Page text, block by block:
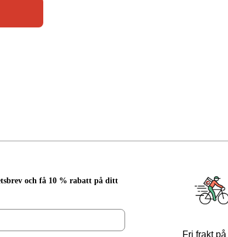
och få 10 % rabatt på ditt
Fri frakt